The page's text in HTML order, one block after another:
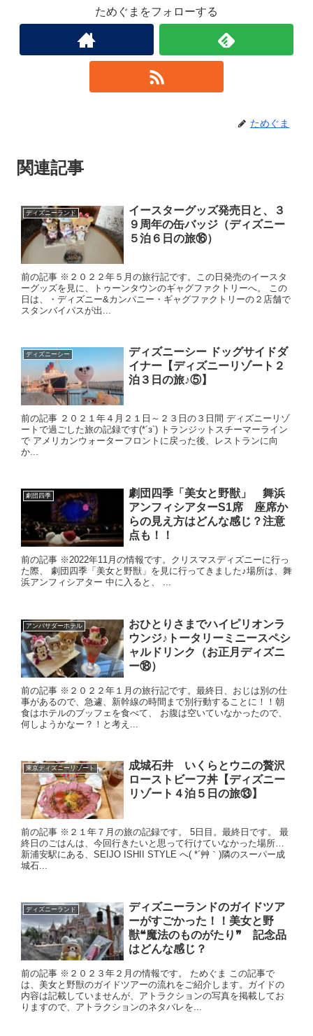
ためぐまをフォローする
ためぐま
関連記事
ディズニーランド
イースターグッズ発売日と、３
９周年の缶バッジ（ディズニー
５泊６日の旅⑯）
前の記事 ※２０２２年５月の旅行記です。この日発売のイースタ
ーグッズを見に、トゥーンタウンのギャグファクトリーへ。 この
日は、・ディズニー&カンパニー・ギャグファクトリーの２店舗で
スタンバイパスが出...
ディズニーシー
ディズニーシー ドッグサイドダ
イナー【ディズニーリゾート２
泊３日の旅♪⑤】
前の記事 ２０２１年４月２１日～２３日の３日間 ディズニーリゾ
ートで過ごした旅の記録です(*´з`) トランジットスチーマーライン
で アメリカンウォーターフロントに戻った後、レストランに向
か...
劇団四季
劇団四季「美女と野獣」 舞浜
アンフィシアターS1席 座席か
らの見え方はどんな感じ？注意
点も！！
前の記事 ※2022年11月の情報です。クリスマスディズニーに行っ
た際、 劇団四季「美女と野獣」を見に行ってきました♪場所は、舞
浜アンフィシアター 中に入ると、 ...
アンバサダーホテル
おひとりさまでハイピリオンラ
ウンジ♪トータリーミニースペシ
ャルドリンク（お正月ディズニ
ー⑱）
前の記事 ※２０２２年１月の旅行記です。最終日、おじは別の仕
事があるので、急遽、新幹線の時間まで別行動することに！！朝
食はホテルのブッフェを食べて、 お腹は空いていなかったので、
何しようかなー？！と考え...
東京ディズニーリゾート
成城石井 いくらとウニの贅沢
ローストビーフ丼【ディズニー
リゾート４泊５日の旅⑬】
前の記事 ※２１年７月の旅の記録です。 5日目。最終日です。 最
終日のごはんは、今回行きたいと思って行けていなかった場所…
新浦安駅にある、SEIJO ISHII STYLE へ( *´艸｀)隣のスーパー成
城石...
ディズニーランド
ディズニーランドのガイドツア
ーがすごかった！！美女と野
獣❝魔法のものがたり❞ 記念品
はどんな感じ？
前の記事 ※２０２３年２月の情報です。 ためぐま この記事で
は、美女と野獣のガイドツアーの流れをご紹介します。ガイドの
内容は記載していませんが、アトラクションの写真を掲載してお
りますので、アトラクションのネタバレを...